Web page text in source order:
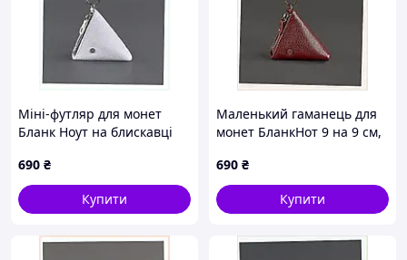
Міні-футляр для монет
Бланк Ноут на блискавці
690 ₴
Купити
Маленький гаманець для
монет БланкНот 9 на 9 см,
690 ₴
Купити